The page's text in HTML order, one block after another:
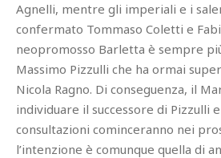
Agnelli, mentre gli imperiali e i
confermato Tommaso Coletti e
neopromosso Barletta è sempre
Massimo Pizzulli che ha ormai
Nicola Ragno. Di conseguenza, il
individuare il successore di Pizzulli
consultazioni cominceranno nei
l’intenzione è comunque quella di